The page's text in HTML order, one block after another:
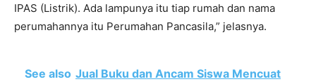
IPAS (Listrik). Ada lampunya itu tiap rumah dan nama
perumahannya itu Perumahan Pancasila,” jelasnya.
See also Jual Buku dan Ancam Siswa Mencuat